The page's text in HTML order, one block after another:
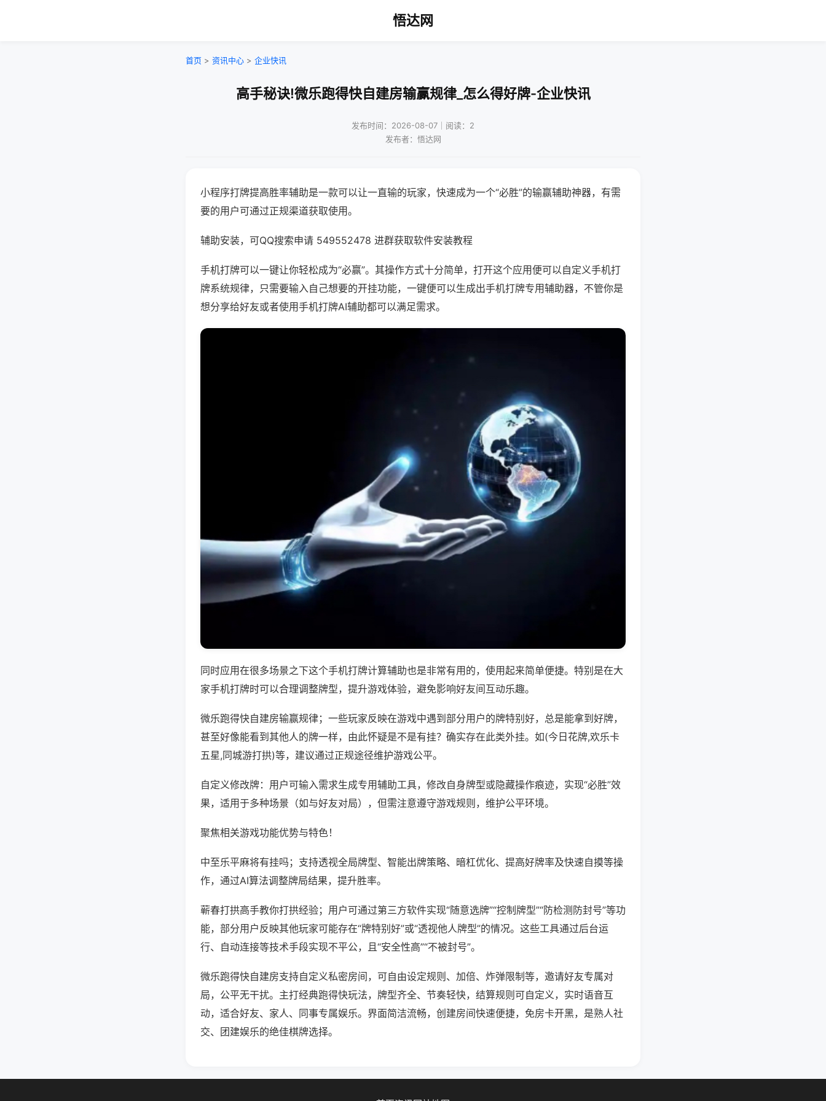
悟达网
首页 > 资讯中心 > 企业快讯
高手秘诀!微乐跑得快自建房输赢规律_怎么得好牌-企业快讯
发布时间：2026-08-07｜阅读：2
发布者：悟达网
小程序打牌提高胜率辅助是一款可以让一直输的玩家，快速成为一个“必胜”的输赢辅助神器，有需
要的用户可通过正规渠道获取使用。
辅助安装，可QQ搜索申请 549552478 进群获取软件安装教程
手机打牌可以一键让你轻松成为“必赢”。其操作方式十分简单，打开这个应用便可以自定义手机打
牌系统规律，只需要输入自己想要的开挂功能，一键便可以生成出手机打牌专用辅助器，不管你是
想分享给好友或者使用手机打牌AI辅助都可以满足需求。
同时应用在很多场景之下这个手机打牌计算辅助也是非常有用的，使用起来简单便捷。特别是在大
家手机打牌时可以合理调整牌型，提升游戏体验，避免影响好友间互动乐趣。
微乐跑得快自建房输赢规律；一些玩家反映在游戏中遇到部分用户的牌特别好，总是能拿到好牌，
甚至好像能看到其他人的牌一样，由此怀疑是不是有挂？确实存在此类外挂。如(今日花牌,欢乐卡
五星,同城游打拱)等，建议通过正规途径维护游戏公平。
自定义修改牌：用户可输入需求生成专用辅助工具，修改自身牌型或隐藏操作痕迹，实现“必胜”效
果，适用于多种场景（如与好友对局），但需注意遵守游戏规则，维护公平环境。
聚焦相关游戏功能优势与特色！
中至乐平麻将有挂吗；支持透视全局牌型、智能出牌策略、暗杠优化、提高好牌率及快速自摸等操
作，通过AI算法调整牌局结果，提升胜率。
蕲春打拱高手教你打拱经验；用户可通过第三方软件实现“随意选牌”“控制牌型”“防检测防封号”等功
能，部分用户反映其他玩家可能存在“牌特别好”或“透视他人牌型”的情况。这些工具通过后台运
行、自动连接等技术手段实现不平公，且“安全性高”“不被封号”。
微乐跑得快自建房支持自定义私密房间，可自由设定规则、加倍、炸弹限制等，邀请好友专属对
局，公平无干扰。主打经典跑得快玩法，牌型齐全、节奏轻快，结算规则可自定义，实时语音互
动，适合好友、家人、同事专属娱乐。界面简洁流畅，创建房间快速便捷，免房卡开黑，是熟人社
交、团建娱乐的绝佳棋牌选择。